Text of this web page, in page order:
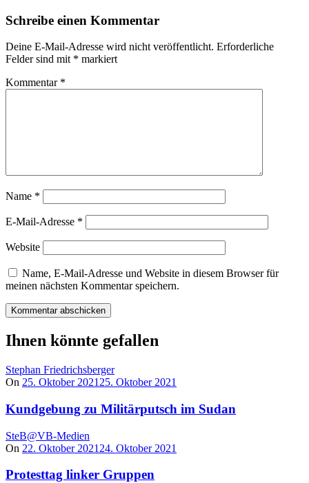
Schreibe einen Kommentar
Deine E-Mail-Adresse wird nicht veröffentlicht. Erforderliche
Felder sind mit * markiert
Kommentar *
Name *
E-Mail-Adresse *
Website
Name, E-Mail-Adresse und Website in diesem Browser für
meinen nächsten Kommentar speichern.
Ihnen könnte gefallen
Stephan Friedrichsberger
On 25. Oktober 2021 25. Oktober 2021
Kundgebung zu Militärputsch im Sudan
SteB@VB-Medien
On 22. Oktober 2021 24. Oktober 2021
Protesttag linker Gruppen